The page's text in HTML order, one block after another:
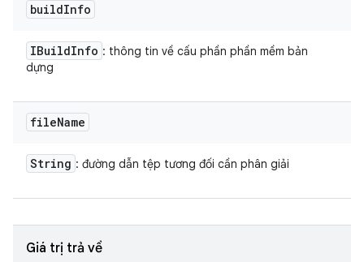
buildInfo
IBuildInfo : thông tin về cấu phần phần mềm bản
dựng
fileName
String : đường dẫn tệp tương đối cần phân giải
Giá trị trả về